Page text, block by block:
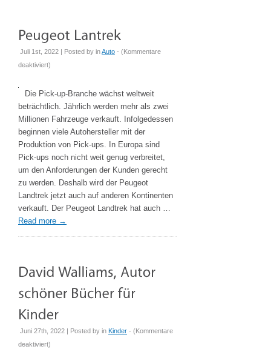
Juli 1st, 2022 | Posted by inAuto - (Kommentare
deaktiviertfür
Lantrek
)
Die Pick-up-Branche wächst weltweit
beträchtlich. Jährlich werden mehr als zwei
Millionen Fahrzeuge verkauft. Infolgedessen
beginnen viele Autohersteller mit der
Produktion von Pick-ups. In Europa sind
Pick-ups noch nicht weit genug verbreitet,
um den Anforderungen der Kunden gerecht
zu werden. Deshalb wird der Peugeot
Landtrek jetzt auch auf anderen Kontinenten
verkauft. Der Peugeot Landtrek hat auch …
Read more →
Juni 27th, 2022 | Posted by in Kinder - (Kommentare
deaktiviertfür
)